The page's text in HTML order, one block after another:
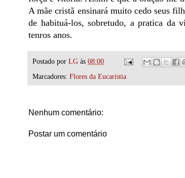
A mãe cristã ensinará muito cedo seus
de habituá-los, sobretudo, a pratica da
tenros anos.
Postado por LG às 08:00
Marcadores: Flores da Eucaristia
Nenhum comentário:
Postar um comentário